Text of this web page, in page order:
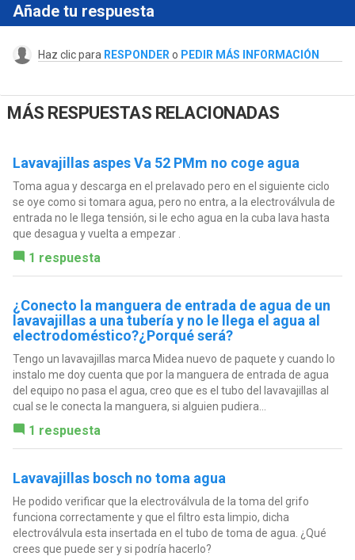
Añade tu respuesta
Haz clic para RESPONDER o PEDIR MÁS INFORMACIÓN
MÁS RESPUESTAS RELACIONADAS
Lavavajillas aspes Va 52 PMm no coge agua
Toma agua y descarga en el prelavado pero en el siguiente ciclo
se oye como si tomara agua, pero no entra, a la electroválvula de
entrada no le llega tensión, si le echo agua en la cuba lava hasta
que desagua y vuelta a empezar .
1 respuesta
¿Conecto la manguera de entrada de agua de un
lavavajillas a una tubería y no le llega el agua al
electrodoméstico?¿Porqué será?
Tengo un lavavajillas marca Midea nuevo de paquete y cuando lo
instalo me doy cuenta que por la manguera de entrada de agua
del equipo no pasa el agua, creo que es el tubo del lavavajillas al
cual se le conecta la manguera, si alguien pudiera...
1 respuesta
Lavavajillas bosch no toma agua
He podido verificar que la electroválvula de la toma del grifo
funciona correctamente y que el filtro esta limpio, dicha
electroválvula esta insertada en el tubo de toma de agua. ¿Qué
crees que puede ser y si podría hacerlo?